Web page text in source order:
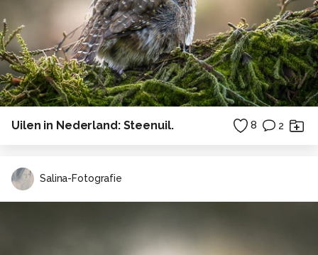
Uilen in Nederland: Steenuil. 8 2
Salina-Fotografie